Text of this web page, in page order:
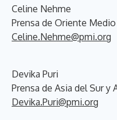
Celine Nehme
Prensa de Oriente
Celine.Nehme@pmi.org
Devika Puri
Prensa de Asia del Sur y
Devika.Puri@pmi.org